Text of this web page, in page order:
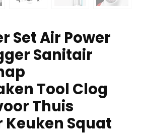
Set Air Power
Sanitair
Tool Clog
Thuis
Squat